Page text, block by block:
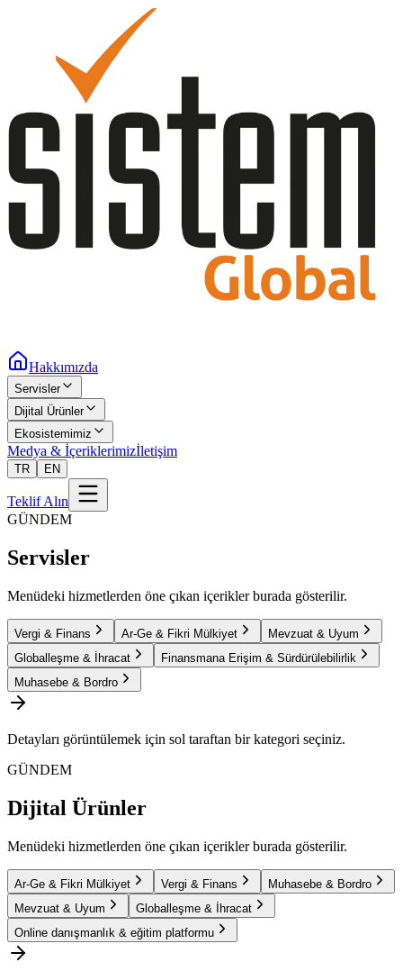
Hakkımızda
Servisler
Dijital Ürünler
Ekosistemimiz
Medya & İçeriklerimizİletişim
TR EN
Teklif Alın
GÜNDEM
Servisler
Menüdeki hizmetlerden öne çıkan içerikler burada gösterilir.
Vergi & Finans Ar-Ge & Fikri Mülkiyet
Mevzuat & Uyum
Globalleşme & İhracat
Finansmana Erişim & Sürdürülebilirlik
Muhasebe & Bordro
Detayları görüntülemek için sol taraftan bir kategori seçiniz.
GÜNDEM
Dijital Ürünler
Menüdeki hizmetlerden öne çıkan içerikler burada gösterilir.
Ar-Ge & Fikri Mülkiyet Vergi & Finans
Muhasebe & Bordro
Mevzuat & Uyum
Globalleşme & İhracat
Online danışmanlık & eğitim platformu